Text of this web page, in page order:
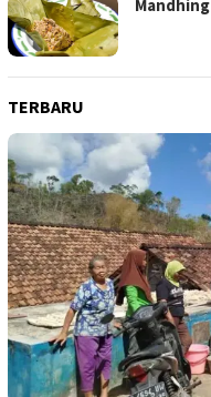
Mandhing
TERBARU